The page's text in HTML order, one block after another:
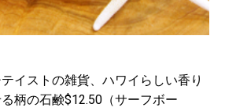
イストの雑貨、ハワイらしい香り
柄の石鹸$12.50（サーフボー